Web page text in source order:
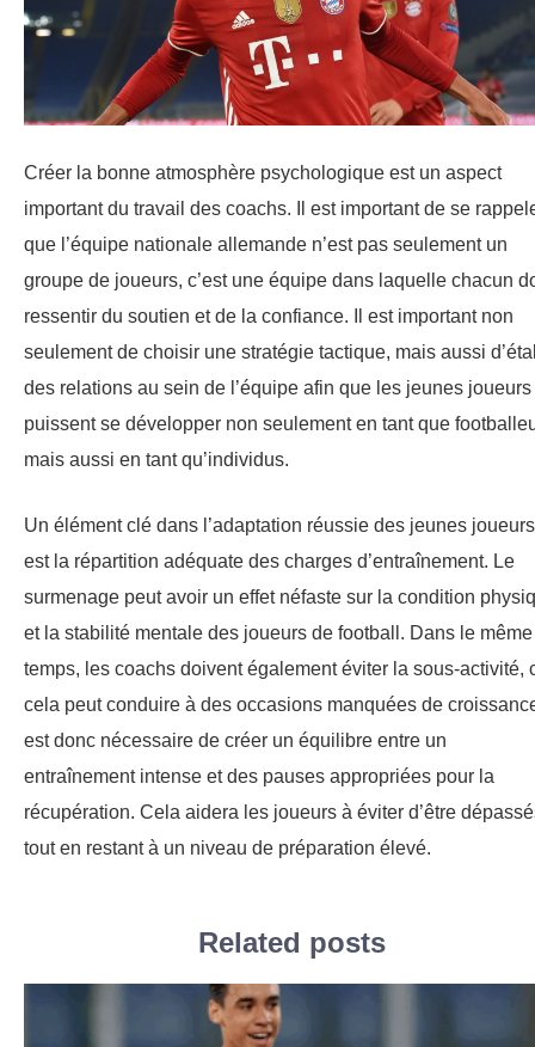
Créer la bonne atmosphère psychologique est un aspect
important du travail des coachs. Il est important de se
que l’équipe nationale allemande n’est pas seulement un
groupe de joueurs, c’est une équipe dans laquelle chacun
ressentir du soutien et de la confiance. Il est important non
seulement de choisir une stratégie tactique, mais aussi
des relations au sein de l’équipe afin que les jeunes joueurs
puissent se développer non seulement en tant que
mais aussi en tant qu’individus.
Un élément clé dans l’adaptation réussie des jeunes joueurs
est la répartition adéquate des charges d’entraînement. Le
surmenage peut avoir un effet néfaste sur la condition
et la stabilité mentale des joueurs de football. Dans le même
temps, les coachs doivent également éviter la sous-activité,
cela peut conduire à des occasions manquées de
est donc nécessaire de créer un équilibre entre un
entraînement intense et des pauses appropriées pour la
récupération. Cela aidera les joueurs à éviter d’être
tout en restant à un niveau de préparation élevé.
Related posts